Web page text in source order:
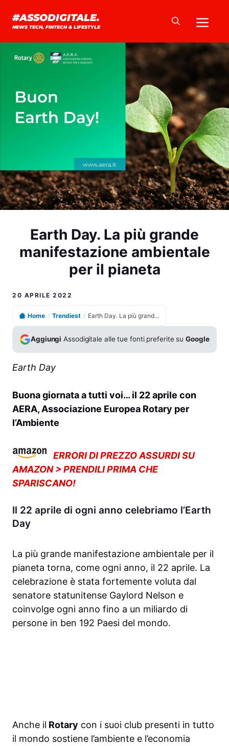
#ASSODIGITALE.
NEWS TECH, FINTECH & LIFESTYLE
Earth Day. La più grande
manifestazione ambientale
per il pianeta
20 APRILE 2022
Home / Trendiest / Earth Day. La più grande manifestazione ambientale per il pianeta
Aggiungi Assodigitale alle tue fonti preferite suGoogle
Earth Day
Buona giornata a tutti voi… il 22 aprile con
AERA, Associazione Europea Rotary per
l’Ambiente
ERRORI DI PREZZO ASSURDI SU
AMAZON > PRENDILI PRIMA CHE
SPARISCANO!
Il 22 aprile di ogni anno celebriamo l’Earth
Day
La più grande manifestazione ambientale per il
pianeta torna, come ogni anno, il 22 aprile. La
celebrazione è stata fortemente voluta dal
senatore statunitense Gaylord Nelson e
coinvolge ogni anno fino a un miliardo di
persone in ben 192 Paesi del mondo.
Anche il Rotary con i suoi club presenti in tutto
il mondo sostiene l’ambiente e l’economia